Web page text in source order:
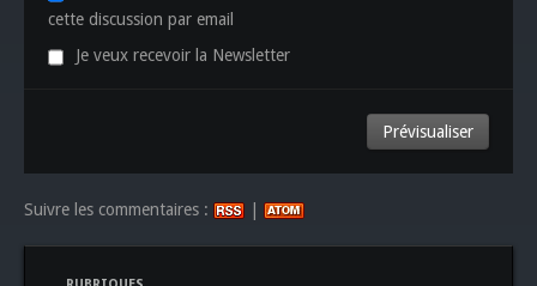
cette discussion par email
Je veux recevoir la Newsletter
Suivre les commentaires : |